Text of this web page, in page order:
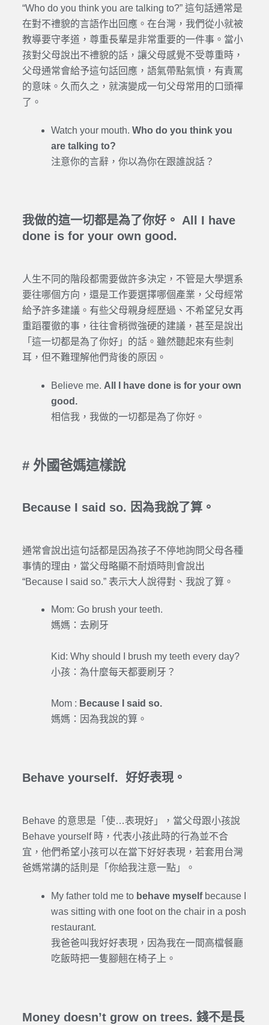
“Who do you think you are talking to?” 這句話通常是
在對不禮貌的言語作出回應。在台灣，我們從小就被
教導要守孝道，尊重長輩是非常重要的一件事。當小
孩對父母說出不禮貌的話，讓父母感覺不受尊重時，
父母通常會給予這句話回應，語氣帶點氣憤，有責罵
的意味。久而久之，就演變成一句父母常用的口頭禪
了。
Watch your mouth. Who do you think you
are talking to?
注意你的言辭，你以為你在跟誰說話？
我做的這一切都是為了你好。 All I have
done is for your own good.
人生不同的階段都需要做許多決定，不管是大學選系
要往哪個方向，還是工作要選擇哪個產業，父母經常
給予許多建議。有些父母親身經歷過、不希望兒女再
重蹈覆徹的事，往往會稍微強硬的建議，甚至是說出
「這一切都是為了你好」的話。雖然聽起來有些刺
耳，但不難理解他們背後的原因。
Believe me. All I have done is for your own
good.
相信我，我做的一切都是為了你好。
# 外國爸媽這樣說
Because I said so. 因為我說了算。
通常會說出這句話都是因為孩子不停地詢問父母各種
事情的理由，當父母略顯不耐煩時則會說出
“Because I said so.” 表示大人說得對、我說了算。
Mom: Go brush your teeth.
媽媽：去刷牙
Kid: Why should I brush my teeth every day?
小孩：為什麼每天都要刷牙？
Mom : Because I said so.
媽媽：因為我說的算。
Behave yourself. 好好表現。
Behave 的意思是「使…表現好」，當父母跟小孩說
Behave yourself 時，代表小孩此時的行為並不合
宜，他們希望小孩可以在當下好好表現，若套用台灣
爸媽常講的話則是「你給我注意一點」。
My father told me to behave myselfbecause I
was sitting with one foot on the chair in a posh
restaurant.
我爸爸叫我好好表現，因為我在一間高檔餐廳
吃飯時把一隻腳翹在椅子上。
Money doesn’t grow on trees. 錢不是長